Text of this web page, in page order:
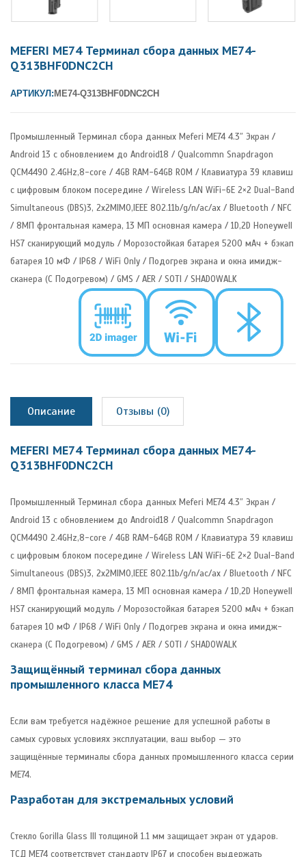
MEFERI ME74 Терминал сбора данных ME74-
Q313BHF0DNC2CH
АРТИКУЛ:ME74-Q313BHF0DNC2CH
Промышленный Терминал сбора данных Meferi ME74 4.3″ Экран /
Android 13 с обновлением до Android18 / Qualcommn Snapdragon
QCM4490 2.4GHz,8-core / 4GB RAM-64GB ROM / Клавиатура 39 клавиш
с цифровым блоком посередине / Wireless LAN WiFi-6E 2×2 Dual-Band
Simultaneous (DBS)3, 2x2MIMO,IEEE 802.11b/g/n/ac/ax / Bluetooth / NFC
/ 8МП фронтальная камера, 13 МП основная камера / 1D,2D Honeywell
HS7 сканирующий модуль / Морозостойкая батарея 5200 мАч + бэкап
батарея 10 мФ / IP68 / WiFi Only / Подогрев экрана и окна имидж-
сканера (С Подогревом) / GMS / AER / SOTI / SHADOWALK
Описание Отзывы (0)
MEFERI ME74 Терминал сбора данных ME74-
Q313BHF0DNC2CH
Промышленный Терминал сбора данных Meferi ME74 4.3″ Экран /
Android 13 с обновлением до Android18 / Qualcommn Snapdragon
QCM4490 2.4GHz,8-core / 4GB RAM-64GB ROM / Клавиатура 39 клавиш
с цифровым блоком посередине / Wireless LAN WiFi-6E 2×2 Dual-Band
Simultaneous (DBS)3, 2x2MIMO,IEEE 802.11b/g/n/ac/ax / Bluetooth / NFC
/ 8МП фронтальная камера, 13 МП основная камера / 1D,2D Honeywell
HS7 сканирующий модуль / Морозостойкая батарея 5200 мАч + бэкап
батарея 10 мФ / IP68 / WiFi Only / Подогрев экрана и окна имидж-
сканера (С Подогревом) / GMS / AER / SOTI / SHADOWALK
Защищённый терминал сбора данных
промышленного класса ME74
Если вам требуется надёжное решение для успешной работы в
самых суровых условиях эксплуатации, ваш выбор — это
защищённые терминалы сбора данных промышленного класса серии
ME74.
Разработан для экстремальных условий
Стекло Gorilla Glass III толщиной 1.1 мм защищает экран от ударов.
ТСД ME74 соответствует стандарту IP67 и способен выдержать